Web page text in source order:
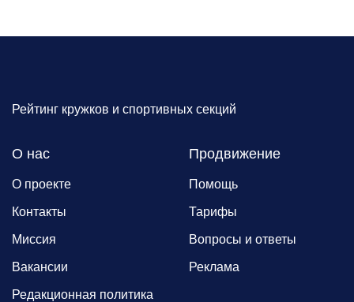
Рейтинг кружков и спортивных секций
О нас
О проекте
Контакты
Миссия
Вакансии
Редакционная политика
Продвижение
Помощь
Тарифы
Вопросы и ответы
Реклама